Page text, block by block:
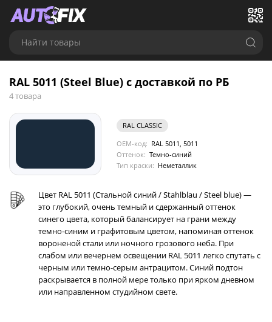
Найти товары
RAL 5011 (Steel Blue) с доставкой по РБ
4 товара
RAL CLASSIC
OEM-код: RAL 5011, 5011
Оттенок: Темно-синий
Тип краски: Неметаллик
Цвет RAL 5011 (Стальной синий / Stahlblau / Steel blue) —
это глубокий, очень темный и сдержанный оттенок
синего цвета, который балансирует на грани между
темно-синим и графитовым цветом, напоминая оттенок
вороненой стали или ночного грозового неба. При
слабом или вечернем освещении RAL 5011 легко спутать с
черным или темно-серым антрацитом. Синий подтон
раскрывается в полной мере только при ярком дневном
или направленном студийном свете.